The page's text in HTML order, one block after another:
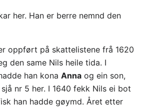
her. Han er berre nemnd den
oppført på skattelistene frå 1620
den same Nils heile tida. I
han kona Anna og ein son,
sjå nr 5 her. I 1640 fekk Nils ei bot
han hadde gøymd. Året etter